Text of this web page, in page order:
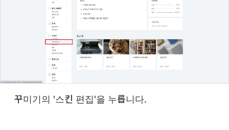
꾸미기의 '스킨 편집'을 누릅니다.